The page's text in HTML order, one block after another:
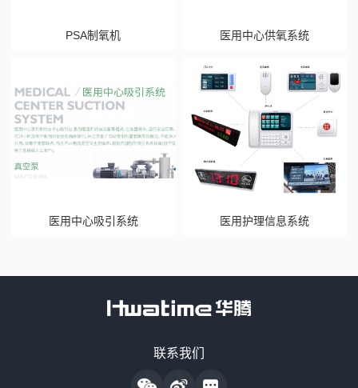
PSA制氧机 医用中心供氧系统
医用中心吸引系统 医用护理信息系统
联系我们